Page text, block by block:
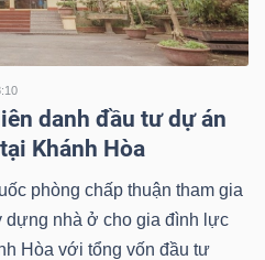
danh đầu tư dự án
Khánh Hòa
phòng chấp thuận tham gia
dựng nhà ở cho gia đình lực
Hòa với tổng vốn đầu tư